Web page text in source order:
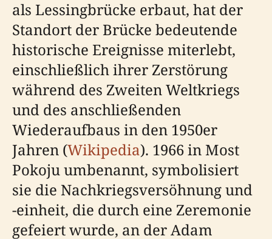
als Lessingbrücke erbaut, hat der
Standort der Brücke bedeutende
historische Ereignisse miterlebt,
einschließlich ihrer Zerstörung
während des Zweiten Weltkriegs
und des anschließenden
Wiederaufbaus in den 1950er
Jahren (Wikipedia). 1966 in Most
Pokoju umbenannt, symbolisiert
sie die Nachkriegsversöhnung und
-einheit, die durch eine Zeremonie
gefeiert wurde, an der Adam